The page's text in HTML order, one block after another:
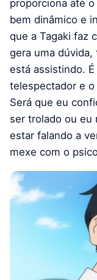
proporciona até
bem dinâmico e
que a Tagaki faz
gera uma
está assistindo.
telespectador e
Será que eu
ser trolado ou eu
estar falando a
mexe com o